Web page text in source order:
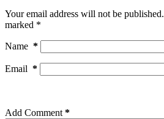
Your email address will not be published.
marked *
Name *
Email *
Add Comment*